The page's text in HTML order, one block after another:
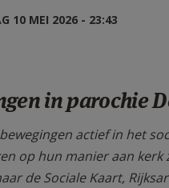
10 MEI 2026 - 23:43
in parochie
actief in het
op hun manier aan kerk
de Sociale Kaart,